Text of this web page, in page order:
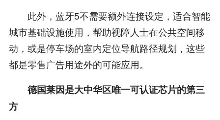
此外，蓝牙5不需要额外连接设定，适合智能
城市基础设施使用，帮助视障人士在公共空间移
动，或是停车场的室内定位导航路径规划，这些
都是零售广告用途外的可能应用。
德国莱因是大中华区唯一可认证芯片的第三
方